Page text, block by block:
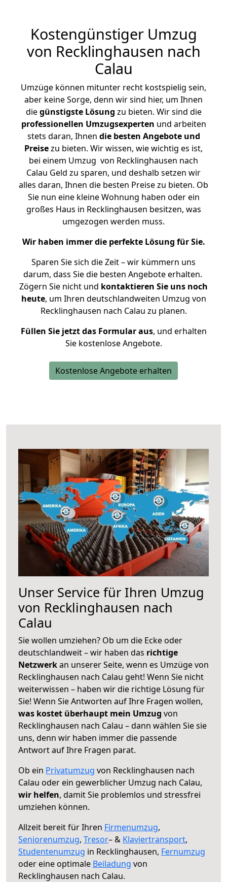
Kostengünstiger Umzug
von Recklinghausen nach
Calau
Umzüge können mitunter recht kostspielig sein,
aber keine Sorge, denn wir sind hier, um Ihnen
diegünstigste Lösung zu bieten. Wir sind die
professionellen Umzugsexperten und arbeiten
stets daran, Ihnen die besten Angebote und
Preisezu bieten. Wir wissen, wie wichtig es ist,
bei einem Umzug von Recklinghausen nach
Calau Geld zu sparen, und deshalb setzen wir
alles daran, Ihnen die besten Preise zu bieten. Ob
Sie nun eine kleine Wohnung haben oder ein
großes Haus in Recklinghausen besitzen, was
umgezogen werden muss.
Wir haben immer die perfekte Lösung für Sie.
Sparen Sie sich die Zeit – wir kümmern uns
darum, dass Sie die besten Angebote erhalten.
Zögern Sie nicht und kontaktieren Sie uns noch
heute, um Ihren deutschlandweiten Umzug von
Recklinghausen nach Calau zu planen.
Füllen Sie jetzt das Formular aus, und erhalten
Sie kostenlose Angebote.
Kostenlose Angebote erhalten
Unser Service für Ihren Umzug
von Recklinghausen nach
Calau
Sie wollen umziehen? Ob um die Ecke oder
deutschlandweit – wir haben das richtige
Netzwerkan unserer Seite, wenn es Umzüge von
Recklinghausen nach Calau geht! Wenn Sie nicht
weiterwissen – haben wir die richtige Lösung für
Sie! Wenn Sie Antworten auf Ihre Fragen wollen,
was kostet überhaupt mein Umzug von
Recklinghausen nach Calau – dann wählen Sie sie
uns, denn wir haben immer die passende
Antwort auf Ihre Fragen parat.
Ob ein Privatumzug von Recklinghausen nach
Calau oder ein gewerblicher Umzug nach Calau,
wir helfen, damit Sie problemlos und stressfrei
umziehen können.
Allzeit bereit für Ihren Firmenumzug,
Seniorenumzug, Tresor– & Klaviertransport,
Studentenumzug in Recklinghausen, Fernumzug
oder eine optimale Beiladung von
Recklinghausen nach Calau.